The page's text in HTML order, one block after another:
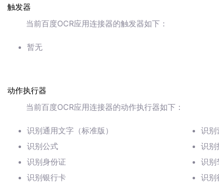
触发器
当前百度OCR应用连接器的触发器如下：
暂无
动作执行器
当前百度OCR应用连接器的动作执行器如下：
识别通用文字（标准版）
识别公式
识别身份证
识别银行卡
识别
识别
识别
识别